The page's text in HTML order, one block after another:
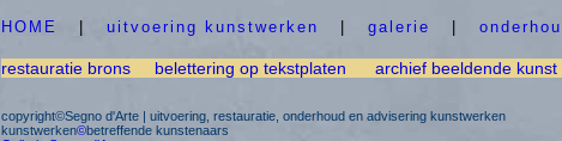
HOME uitvoering kunstwerken galerie
restauratie brons belettering op tekstplaten archief beeldende
copyright©Segno d'Arte | uitvoering, restauratie, onderhoud en advisering kunstwerken
kunstwerken©betreffende kunstenaars